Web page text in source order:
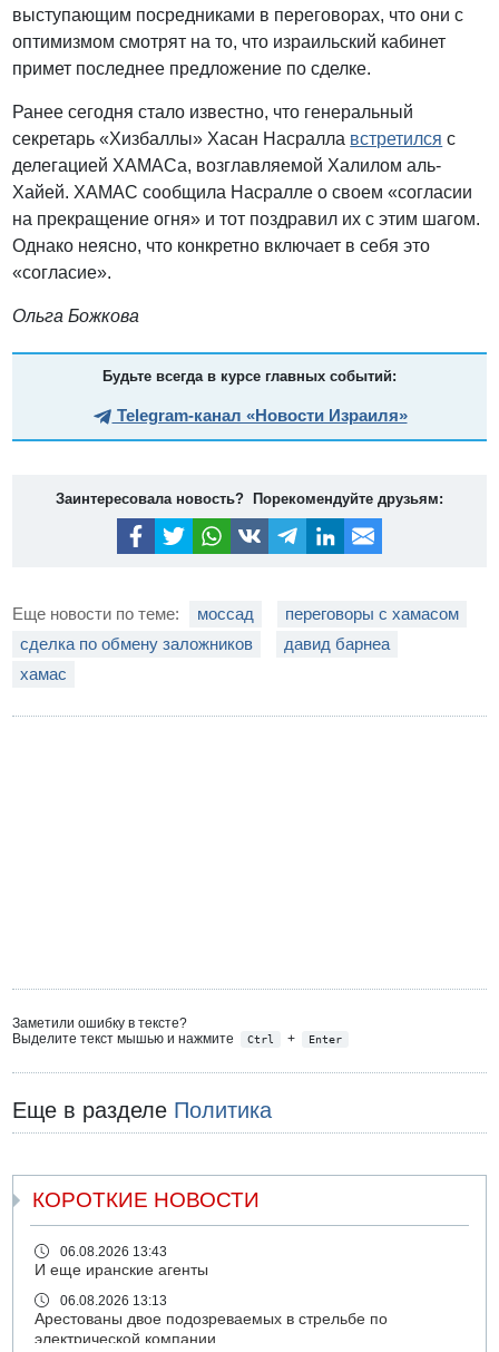
выступающим посредниками в переговорах, что они с
оптимизмом смотрят на то, что израильский кабинет
примет последнее предложение по сделке.
Ранее сегодня стало известно, что генеральный
секретарь «Хизбаллы» Хасан Насралла встретился с
делегацией ХАМАСа, возглавляемой Халилом аль-
Хайей. ХАМАС сообщила Насралле о своем «согласии
на прекращение огня» и тот поздравил их с этим шагом.
Однако неясно, что конкретно включает в себя это
«согласие».
Ольга Божкова
Будьте всегда в курсе главных событий:
Telegram-канал «Новости Израиля»
Заинтересовала новость? Порекомендуйте друзьям:
Еще новости по теме: моссад
переговоры с хамасом
сделка по обмену заложников
давид барнеа
хамас
Заметили ошибку в тексте?
Выделите текст мышью и нажмите
Ctrl + Enter
Еще в разделе Политика
КОРОТКИЕ НОВОСТИ
06.08.2026 13:43
И еще иранские агенты
06.08.2026 13:13
Арестованы двое подозреваемых в стрельбе по
электрической компании